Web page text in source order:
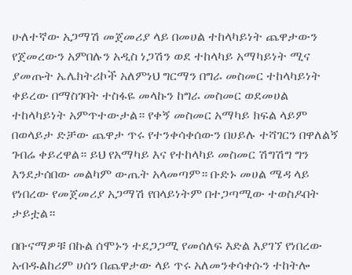
ሁለተኛው አጋማሽ መጀመሪያ ላይ በመሀል ተከላካይነት ጨዋታውን
የጀመረውን አምበሉን አዲስ ነጋሽን ወደ ተከላካይ አማካይነት ሚና
ያመጡት ኤሌክትሪኮች አለምነህ ግርማን በግራ መስመር ተከላካይነት
ቀይረው በማስገባት ተስፋዬ መላኩን ከግራ መስመር ወደመሀል
ተከላካይነት አምጥተውታል። የቀኝ መስመር አማካይ ክፍል ላይም
በወላይታ ድቻው ጨዋታ ጥሩ የተንቀሳቀሰውን በሀይሉ ተሻገርን በዋለልኝ
ገብሬ ቀይረዋል። ይህ የአማካይ እና የተከላካይ መስመር ሽግሽግ ግን
እንደታሰበው መልካም ውጤት አላመጣም። ቡድኑ መሀል ሜዳ ላይ
የነበረው የመጀመሪያ አጋማሽ የበላይነትም በተጋጣሚው ተወስዶበት
ታይቷል።
በቡናማዎቹ በኩል ሰሞኑን ተደጋጋሚ የመሰለፍ እድል እያገኘ የነበረው
አብዱልከሪም ሀሰን በጨዋታው ላይ ጥሩ አለመንቀሳቀሱን ተከትሎ